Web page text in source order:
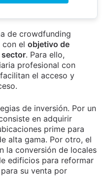
de crowdfunding
con el objetivo de
sector. Para ello,
profesional con
el acceso y
de inversión. Por un
en adquirir
prime para
alta gama. Por otro, el
la conversión de locales
edificios para reformar
su venta por